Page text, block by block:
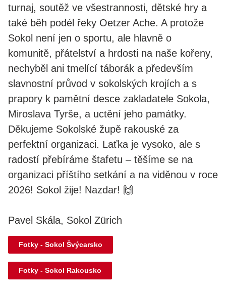
turnaj, soutěž ve všestrannosti, dětské hry a
také běh podél řeky Oetzer Ache. A protože
Sokol není jen o sportu, ale hlavně o
komunitě, přátelství a hrdosti na naše kořeny,
nechyběl ani tmelící táborák a především
slavnostní průvod v sokolských krojích a s
prapory k pamětní desce zakladatele Sokola,
Miroslava Tyrše, a uctění jeho památky.
Děkujeme Sokolské župě rakouské za
perfektní organizaci. Laťka je vysoko, ale s
radostí přebíráme štafetu – těšíme se na
organizaci příštího setkání a na viděnou v roce
2026! Sokol žije! Nazdar! 🙌
Pavel Skála, Sokol Zürich
Fotky - Sokol Švýcarsko
Fotky - Sokol Rakousko